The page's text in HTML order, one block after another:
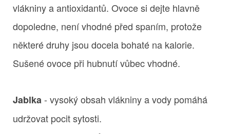
vlákniny a antioxidantů. Ovoce si dejte hlavně
dopoledne, není vhodné před spaním, protože
některé druhy jsou docela bohaté na kalorie.
Sušené ovoce při hubnutí vůbec vhodné.
Jablka- vysoký obsah vlákniny a vody pomáhá
udržovat pocit sytosti.